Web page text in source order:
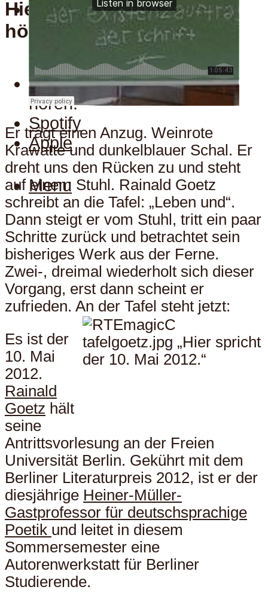
Menu
Hier kann man uns auch
hören:
Hier kann man uns auch
hören:
Spotify
Apple
Menu
Er trägt einen Anzug. Weinrote
Krawatte und dunkelblauer Schal. Er
dreht uns den Rücken zu und steht
auf einem Stuhl. Rainald Goetz
schreibt an die Tafel: „Leben und“.
Dann steigt er vom Stuhl, tritt ein paar
Schritte zurück und betrachtet sein
bisheriges Werk aus der Ferne.
Zwei-, dreimal wiederholt sich dieser
Vorgang, erst dann scheint er
zufrieden. An der Tafel steht jetzt:
Es ist der
10. Mai
2012.
Rainald
Goetz hält
seine
Antrittsvorlesung an der Freien
Universität Berlin. Gekührt mit dem
Berliner Literaturpreis 2012, ist er der
diesjährige Heiner-Müller-
Gastprofessor für deutschsprachige
Poetik und leitet in diesem
Sommersemester eine
Autorenwerkstatt für Berliner
Studierende.